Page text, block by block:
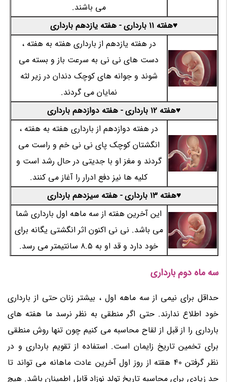
می باشند.
♥هفته 11 بارداری - هفته یازدهم بارداری
در هفته یازدهم از بارداری هفته به هفته ،
دست های نی نی به سرعت باز و بسته می
شوند و جوانه های کوچک دندان در زیر لثه
نمایان می گردند.
♥هفته 12 بارداری - هفته دوازدهم بارداری
در هفته دوازدهم از بارداری هفته به هفته ،
انگشتان کوچک پای نی نی خم و راست می
گردند و مغز او با جدیتی در حال رشد است و
کلیه ها نیز دفع ادرار را آغاز می کنند.
♥هفته 13 بارداری - هفته سیزدهم بارداری
این آخرین هفته از سه ماهه اول بارداری شما
می باشد. نی نی اکنون اثر انگشتی یگانه برای
خود دارد و قد او به 8.5 سانتیمتر می رسد.
سه ماه دوم بارداری
حداقل برای نیمی از سه ماهه اول ، بیشتر زنان حتی از بارداری
خود اطلاع ندارند. حتی اگر منطقی به نظر نرسد ما هفته های
بارداری را از قبل از لقاح محاسبه می کنیم چون تنها روش منطقی
برای تخمین تاریخ زایمان است. استفاده از تقویم بارداری و در
نظر گرفتن 40 هقته از روز اول آخرین عادت ماهانه می تواند تا
حد زیادی برای محاسبه تاریخ تولد نوزاد قابل اطمینان باشد. هیچ